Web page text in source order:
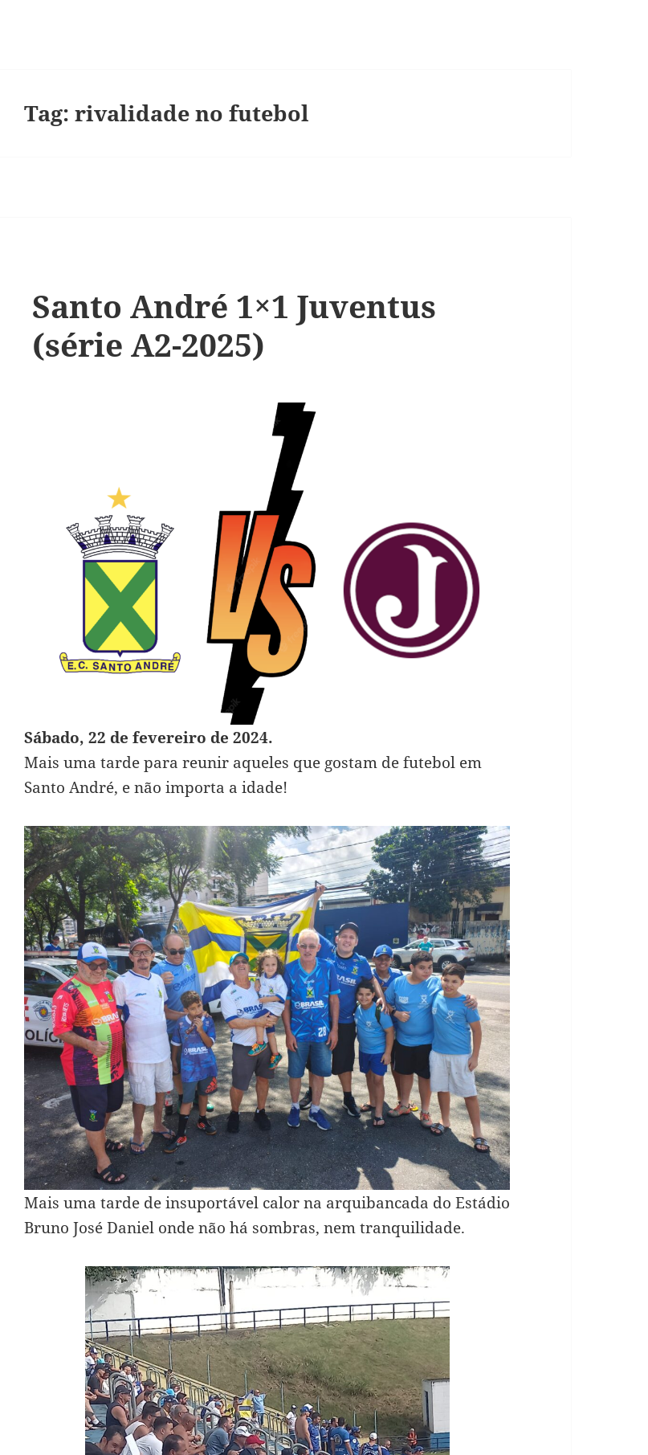
Tag: rivalidade no futebol
Santo André 1×1 Juventus
(série A2-2025)
Sábado, 22 de fevereiro de 2024.
Mais uma tarde para reunir aqueles que gostam de futebol em
Santo André, e não importa a idade!
Mais uma tarde de insuportável calor na arquibancada do Estádio
Bruno José Daniel onde não há sombras, nem tranquilidade.